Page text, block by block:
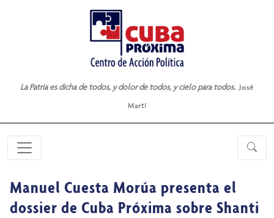
La Patria es dicha de todos, y dolor de todos, y cielo para todos. José
Martí
Manuel Cuesta Morúa presenta el
dossier de Cuba Próxima sobre Shanti